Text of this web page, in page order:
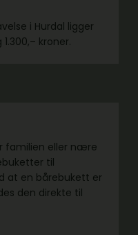
i Hurdal ligger
kroner.
familien eller nære
til
at en bårebukett er
den direkte til